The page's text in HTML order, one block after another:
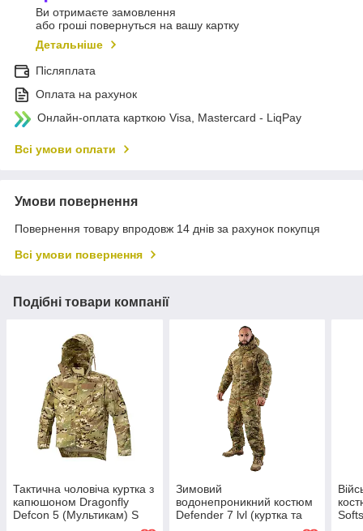
Ви отримаєте замовлення
або гроші повернуться на вашу картку
Детальніше
Післяплата
Оплата на рахунок
Онлайн-оплата карткою Visa, Mastercard - LiqPay
Всі умови оплати
Умови повернення
Повернення товару впродовж 14 днів за рахунок покупця
Всі умови повернення
Подібні товари компанії
Тактична чоловіча куртка з
капюшоном Dragonfly
Defcon 5 (Мультикам) S
Зимовий
водонепроникний костюм
Defender 7 lvl (куртка та